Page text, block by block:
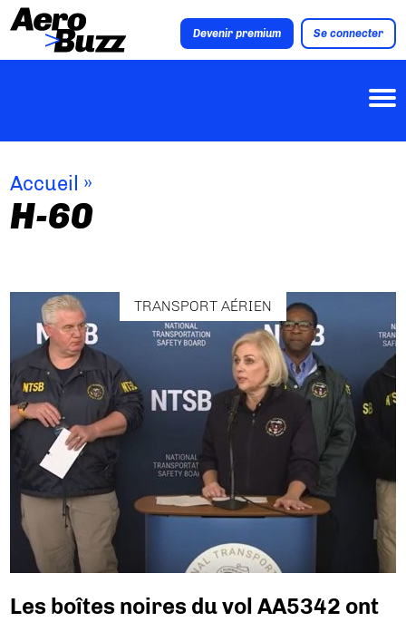
Devenir premium Se connecter
Accueil »
H-60
TRANSPORT AÉRIEN
Les boîtes noires du vol AA5342 ont